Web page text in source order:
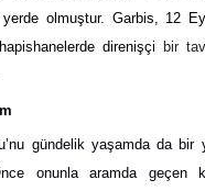
yerde olmuştur. Garbis, 12
direnişçi
bir
gündelik yaşamda da
onunla aramda geçen